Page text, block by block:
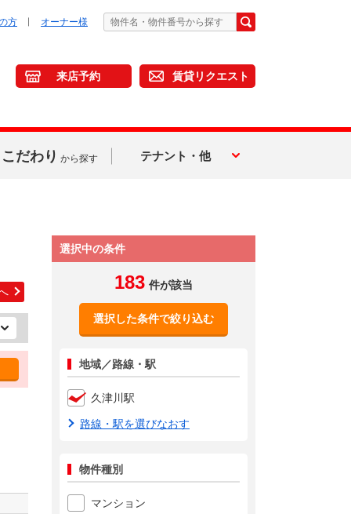
方 オーナー様
来店予約 賃貸リクエスト
こだわり から探す テナント・他
選択中の条件
183 件が該当
選択した条件で絞り込む
地域／路線・駅
久津川駅
路線・駅を選びなおす
物件種別
マンション